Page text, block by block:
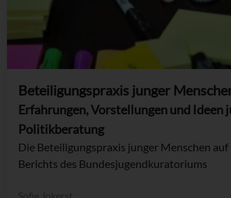
Beteiligungspraxis junger
Erfahrungen, Vorstellungen und Ideen
Politikberatung
Die Beteiligungspraxis junger Menschen
Berichts des Bundesjugendkuratoriums